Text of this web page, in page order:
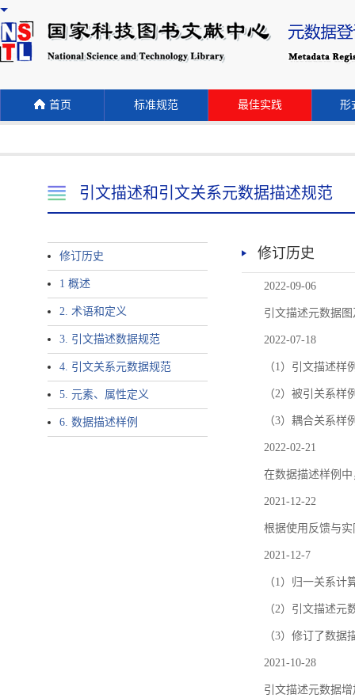
首页 标准规范 最佳实践 形
引文描述和引文关系元数据描述规范
修订历史
1 概述
2. 术语和定义
3. 引文描述数据规范
4. 引文关系元数据规范
5. 元素、属性定义
6. 数据描述样例
修订历史
2022-09-06
引文描述元数据
2022-07-18
（1）引文描述样
（2）被引关系
（3）耦合关系
2022-02-21
在数据描述样例
2021-12-22
根据使用反馈与
2021-12-7
（1）归一关系
（2）引文描述元
（3）修订了数据
2021-10-28
引文描述元数据增